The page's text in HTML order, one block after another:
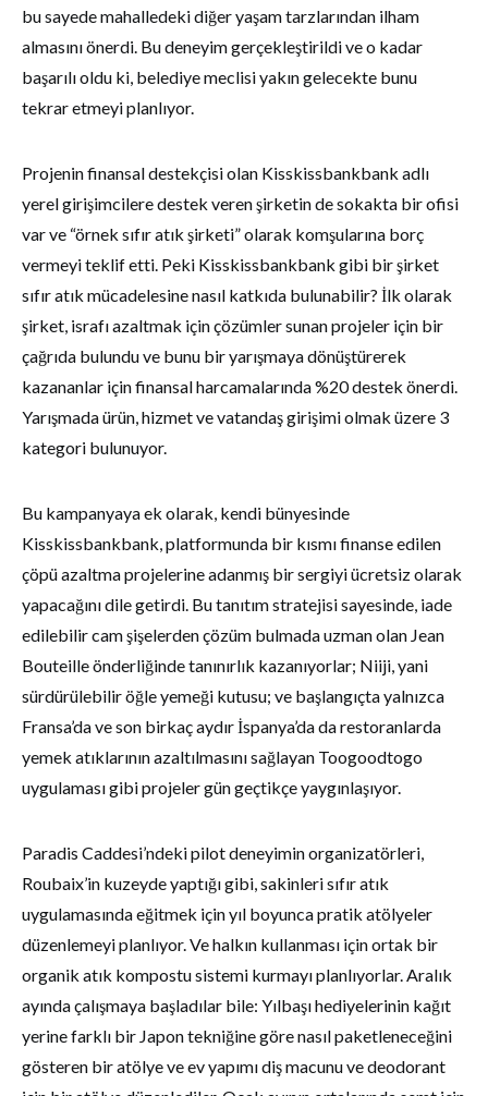
bu sayede mahalledeki diğer yaşam tarzlarından ilham
almasını önerdi. Bu deneyim gerçekleştirildi ve o kadar
başarılı oldu ki, belediye meclisi yakın gelecekte bunu
tekrar etmeyi planlıyor.
Projenin finansal destekçisi olan Kisskissbankbank adlı
yerel girişimcilere destek veren şirketin de sokakta bir ofisi
var ve “örnek sıfır atık şirketi” olarak komşularına borç
vermeyi teklif etti. Peki Kisskissbankbank gibi bir şirket
sıfır atık mücadelesine nasıl katkıda bulunabilir? İlk olarak
şirket, israfı azaltmak için çözümler sunan projeler için bir
çağrıda bulundu ve bunu bir yarışmaya dönüştürerek
kazananlar için finansal harcamalarında %20 destek önerdi.
Yarışmada ürün, hizmet ve vatandaş girişimi olmak üzere 3
kategori bulunuyor.
Bu kampanyaya ek olarak, kendi bünyesinde
Kisskissbankbank, platformunda bir kısmı finanse edilen
çöpü azaltma projelerine adanmış bir sergiyi ücretsiz olarak
yapacağını dile getirdi. Bu tanıtım stratejisi sayesinde, iade
edilebilir cam şişelerden çözüm bulmada uzman olan Jean
Bouteille önderliğinde tanınırlık kazanıyorlar; Niiji, yani
sürdürülebilir öğle yemeği kutusu; ve başlangıçta yalnızca
Fransa’da ve son birkaç aydır İspanya’da da restoranlarda
yemek atıklarının azaltılmasını sağlayan Toogoodtogo
uygulaması gibi projeler gün geçtikçe yaygınlaşıyor.
Paradis Caddesi’ndeki pilot deneyimin organizatörleri,
Roubaix’in kuzeyde yaptığı gibi, sakinleri sıfır atık
uygulamasında eğitmek için yıl boyunca pratik atölyeler
düzenlemeyi planlıyor. Ve halkın kullanması için ortak bir
organik atık kompostu sistemi kurmayı planlıyorlar. Aralık
ayında çalışmaya başladılar bile: Yılbaşı hediyelerinin kağıt
yerine farklı bir Japon tekniğine göre nasıl paketleneceğini
gösteren bir atölye ve ev yapımı diş macunu ve deodorant